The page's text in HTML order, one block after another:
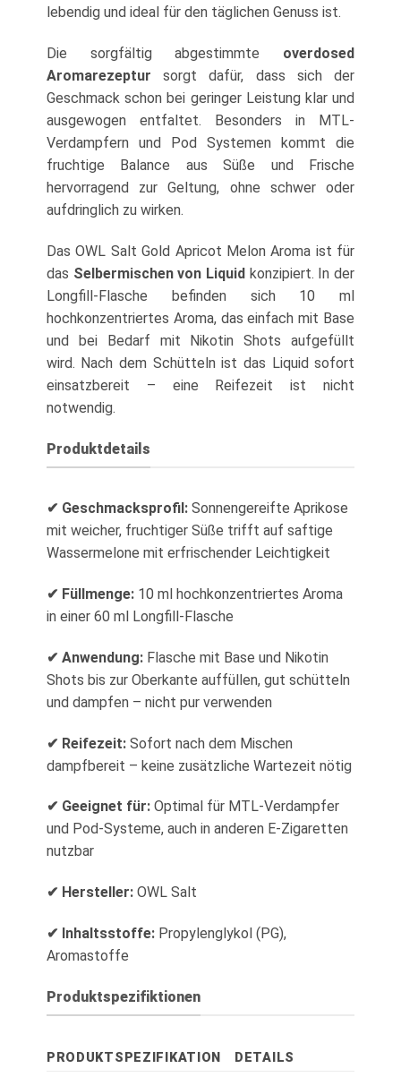
lebendig und ideal für den täglichen Genuss ist.
Die sorgfältig abgestimmte overdosed
Aromarezeptur sorgt dafür, dass sich der
Geschmack schon bei geringer Leistung klar und
ausgewogen entfaltet. Besonders in MTL-
Verdampfern und Pod Systemen kommt die
fruchtige Balance aus Süße und Frische
hervorragend zur Geltung, ohne schwer oder
aufdringlich zu wirken.
Das OWL Salt Gold Apricot Melon Aroma ist für
das Selbermischen von Liquid konzipiert. In der
Longfill-Flasche befinden sich 10 ml
hochkonzentriertes Aroma, das einfach mit Base
und bei Bedarf mit Nikotin Shots aufgefüllt
wird. Nach dem Schütteln ist das Liquid sofort
einsatzbereit – eine Reifezeit ist nicht
notwendig.
Produktdetails
✔ Geschmacksprofil:Sonnengereifte Aprikose
mit weicher, fruchtiger Süße trifft auf saftige
Wassermelone mit erfrischender Leichtigkeit
✔ Füllmenge:10 ml hochkonzentriertes Aroma
in einer 60 ml Longfill-Flasche
✔ Anwendung:Flasche mit Base und Nikotin
Shots bis zur Oberkante auffüllen, gut schütteln
und dampfen – nicht pur verwenden
✔ Reifezeit:Sofort nach dem Mischen
dampfbereit – keine zusätzliche Wartezeit nötig
✔ Geeignet für:Optimal für MTL-Verdampfer
und Pod-Systeme, auch in anderen E-Zigaretten
nutzbar
✔ Hersteller:OWL Salt
✔ Inhaltsstoffe:Propylenglykol (PG),
Aromastoffe
Produktspezifiktionen
PRODUKTSPEZIFIKATION DETAILS